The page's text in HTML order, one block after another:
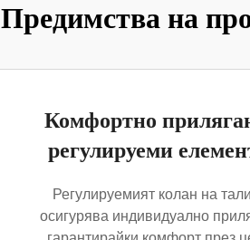
Предимства на
Комфортно
регулируеми
Регулируемият колан на
осигурява индивидуално